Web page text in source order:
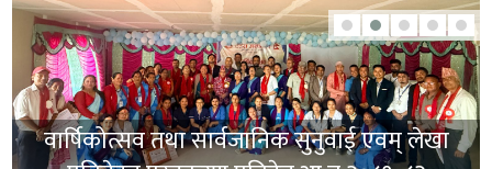
वार्षिकोत्सव तथा सार्वजानिक सुनुवाई एवम् लेखा
श्री नेपाल रेडक्रस सोसाईटी केन्द्रीय कार्यालयद्वारा श्री
संयुक्त राष्ट्र संघीय जनसंख्याकोष (UNFP) को सहयोगमा
REPRODUCTIVE HEALTH सम्बन्धि औषधिहरु तथा
सामाग्रीहरु हस्तान्तरण, मिति २०८१/०६/२२ गते ।